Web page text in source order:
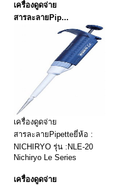
เครื่องดูดจ่าย
สารละลายPip...
เครื่องดูดจ่าย
สารละลายPipetteยี่ห้อ :
NICHIRYO รุ่น :NLE-20
Nichiryo Le Series
เครื่องดูดจ่าย